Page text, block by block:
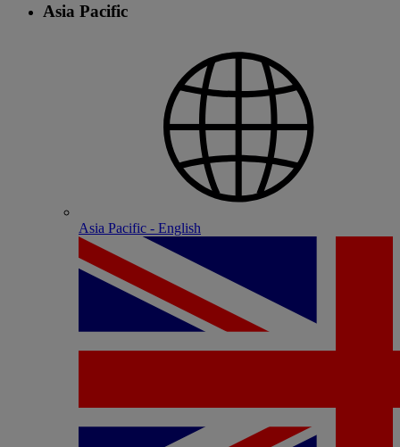
Asia Pacific
Asia Pacific - English